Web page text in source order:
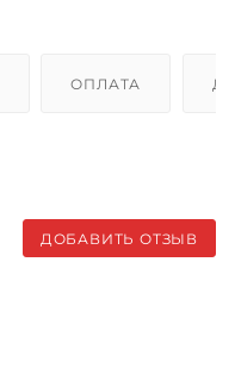
ОПЛАТА
ДОБАВИТЬ ОТЗЫВ